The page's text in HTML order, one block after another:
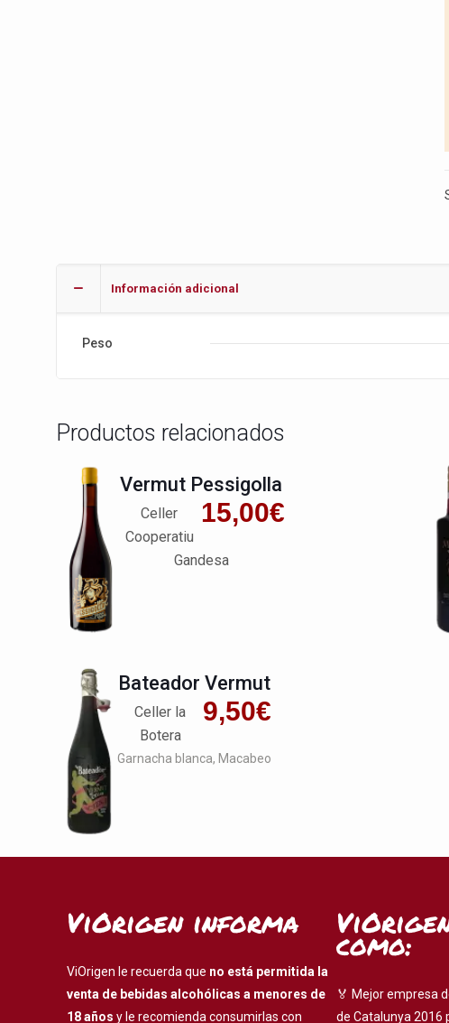
Información adicional
Peso
Productos relacionados
Vermut Pessigolla
15,00€
Celler
Cooperatiu
Gandesa
Bateador Vermut
9,50€
Celler la
Botera
Garnacha blanca Macabeo
ViOrigen informa
ViOrigen le recuerda que no está permitida la
venta de bebidas alcohólicas a menores de
18 años y le recomienda consumirlas con
como:
🏅 Mejor empresa
de Catalunya 2016